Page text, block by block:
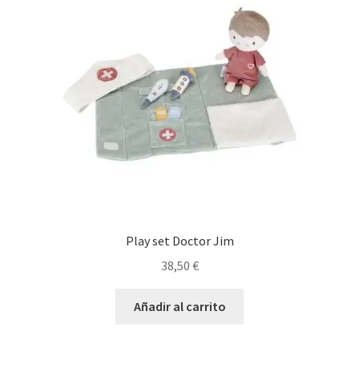
Play set Doctor Jim
38,50 €
Añadir al carrito